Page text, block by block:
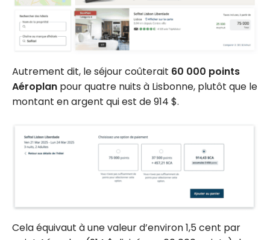
Autrement dit, le séjour coûterait 60 000 points
Aéroplan pour quatre nuits à Lisbonne, plutôt que le
montant en argent qui est de 914 $.
Cela équivaut à une valeur d’environ 1,5 cent par